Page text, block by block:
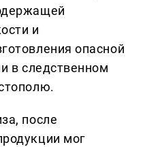
и
опасной
в следственном
после
мог